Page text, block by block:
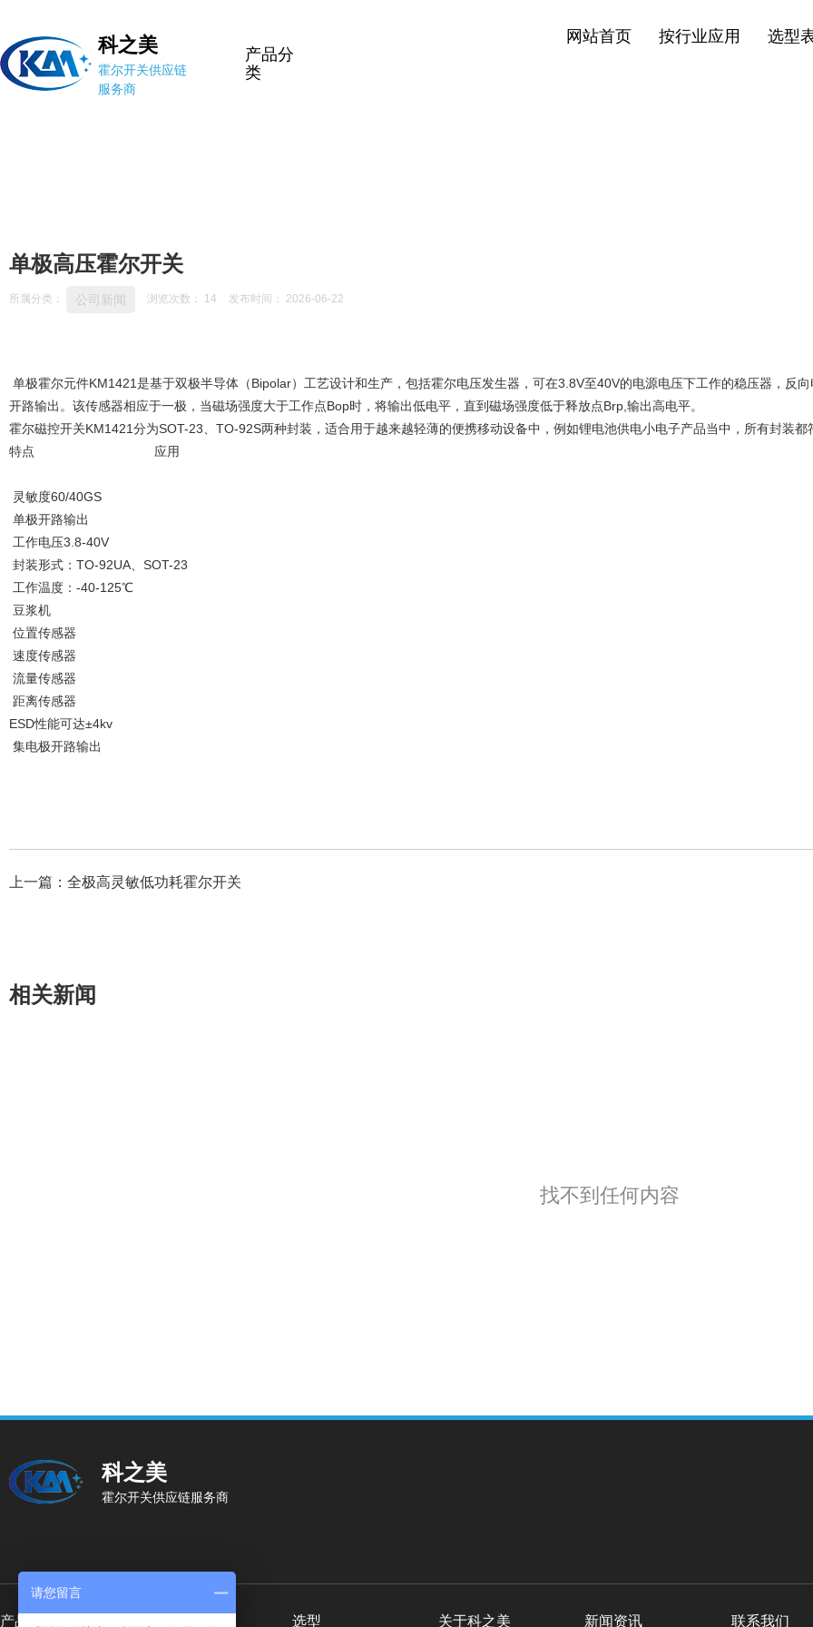
科之美
霍尔开关供应链
服务商
产品分
类
网站首页 按行业应用 选型
单极高压霍尔开关
所属分类： 公司新闻 浏览次数： 14 发布时间： 2026-06-22
单极霍尔元件KM1421是基于双极半导体（Bipolar）工艺设计和生产，包括霍尔电压发生器，可在3.8V至40V的电源电压下工作的稳压器，反
开路输出。该传感器相应于一极，当磁场强度大于工作点Bop时，将输出低电平，直到磁场强度低于释放点Brp,输出高电平。
霍尔磁控开关KM1421分为SOT-23、TO-92S两种封装，适合用于越来越轻薄的便携移动设备中，例如锂电池供电小电子产品当中，所有封装都
特点 应用
灵敏度60/40GS
单极开路输出
工作电压3.8-40V
封装形式：TO-92UA、SOT-23
工作温度：-40-125℃
豆浆机
位置传感器
速度传感器
流量传感器
距离传感器
ESD性能可达±4kv
集电极开路输出
上一篇： 全极高灵敏低功耗霍尔开关
相关新闻
找不到任何内容
科之美
霍尔开关供应链服务商
产品分类 选型 关于科之美 新闻资讯 联系我们
请您留言